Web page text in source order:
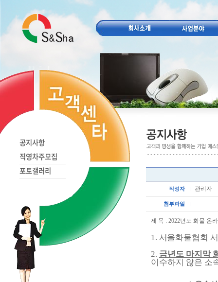
공지사항
직영차주모집
포토갤러리
작성자 관리자
첨부파일
제 목 : 2022년도 화물 온
1. 서울화물협회
2. 금년도 마지막
이수하지 않은 소